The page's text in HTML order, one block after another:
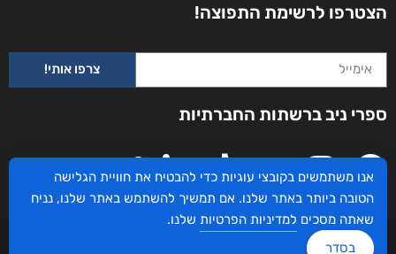
הצטרפו לרשימת התפוצה!
צרפו אותי!
ספרי ניב ברשתות החברתיות
עיצוב ובניית האתר: ספרי ניב © כל הזכויות שמורות. בוקסאי טכנולוגיות בע"מ שד אבא
אנו משתמשים בקובצי עוגיות כדי להבטיח את חוויית הגלישה
הטובה ביותר באתר שלנו. אם תמשיך להשתמש באתר שלנו, נניח
שאתה מסכים למדיניות הפרטיות שלנו.
בסדר